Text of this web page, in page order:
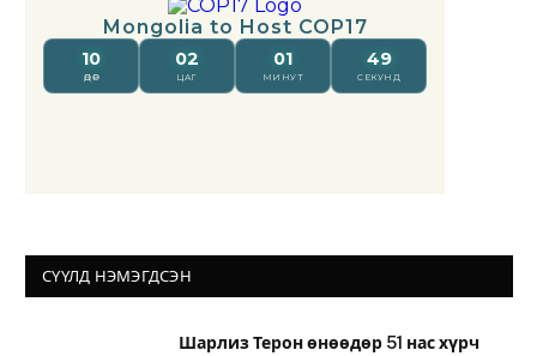
СҮҮЛД НЭМЭГДСЭН
Шарлиз Терон өнөөдөр 51 нас хүрч